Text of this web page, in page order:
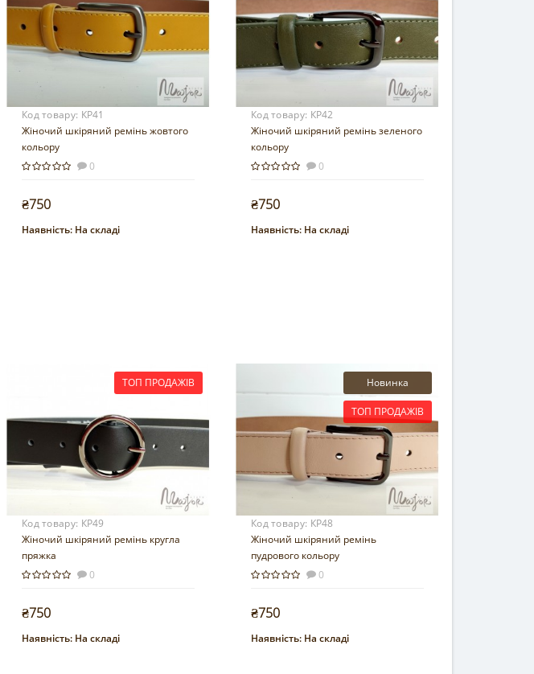
Код товару: КР41
Жіночий шкіряний ремінь жовтого
кольору
0
₴750
Купити
Наявність: На складі
Код товару: КР42
Жіночий шкіряний ремінь зеленого
кольору
0
₴750
Купити
Наявність: На складі
ТОП ПРОДАЖІВ
Код товару: КР49
Жіночий шкіряний ремінь кругла
пряжка
0
₴750
Купити
Наявність: На складі
Новинка
ТОП ПРОДАЖІВ
Код товару: КР48
Жіночий шкіряний ремінь
пудрового кольору
0
₴750
Купити
Наявність: На складі